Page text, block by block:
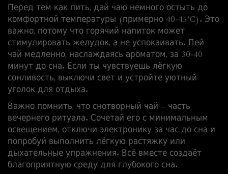
Перед тем как пить, дай чаю немного остыть до
комфортной температуры (примерно 40‑45°C). Это
важно, потому что горячий напиток может
стимулировать желудок, а не успокаивать. Пей
чай медленно, наслаждаясь ароматом, за 30‑40
минут до сна. Если ты чувствуешь лёгкую
сонливость, выключи свет и устройте уютный
уголок для отдыха.
Важно помнить, что снотворный чай – часть
вечернего ритуала. Сочетай его с минимальным
освещением, отключи электронику за час до сна и
попробуй выполнить лёгкую растяжку или
дыхательные упражнения. Всё вместе создаёт
благоприятную среду для глубокого сна.